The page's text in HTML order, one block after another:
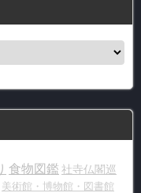
食物図鑑 社寺仏閣巡
美術館・博物館・図書館